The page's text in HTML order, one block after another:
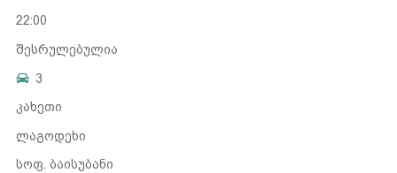
22:00
შესრულებულია
3
კახეთი
ლაგოდეხი
სოფ. ბაისუბანი